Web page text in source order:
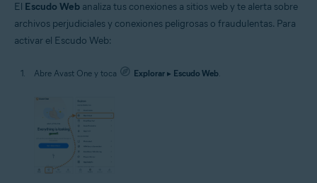
El Escudo Web analiza tus conexiones a sitios web y te alerta sobre
archivos perjudiciales y conexiones peligrosas o fraudulentas. Para
activar el Escudo Web:
Abre Avast One y toca Explorar ▸ Escudo Web.